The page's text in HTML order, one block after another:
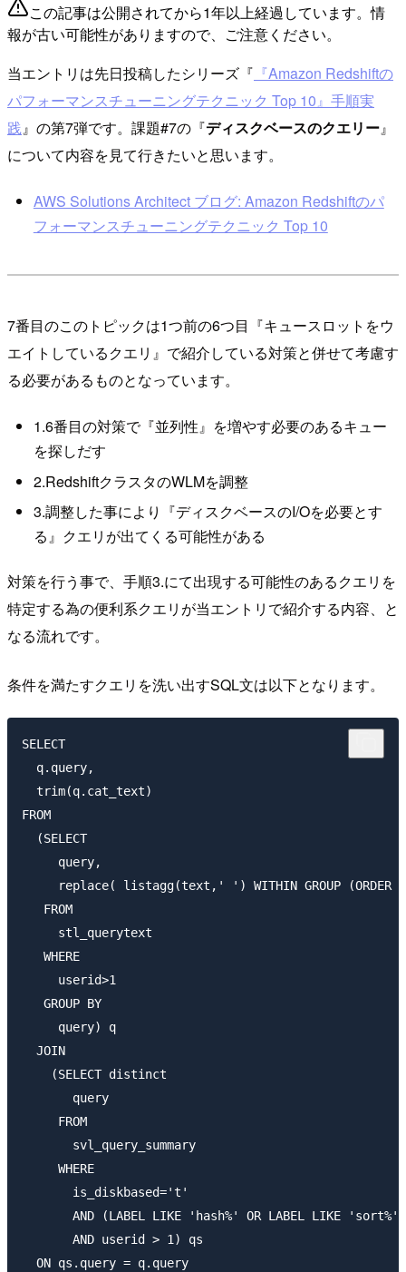
この記事は公開されてから1年以上経過しています。情
報が古い可能性がありますので、ご注意ください。
当エントリは先日投稿したシリーズ『 『Amazon Redshiftの
パフォーマンスチューニングテクニック Top 10』手順実
践 』の第7弾です。課題#7の『ディスクベースのクエリー』
について内容を見て行きたいと思います。
AWS Solutions Architect ブログ: Amazon Redshiftのパ
フォーマンスチューニングテクニック Top 10
7番目のこのトピックは1つ前の6つ目『キュースロットをウ
エイトしているクエリ』で紹介している対策と併せて考慮す
る必要があるものとなっています。
1.6番目の対策で『並列性』を増やす必要のあるキュー
を探しだす
2.RedshiftクラスタのWLMを調整
3.調整した事により『ディスクベースのI/Oを必要とす
る』クエリが出てくる可能性がある
対策を行う事で、手順3.にて出現する可能性のあるクエリを
特定する為の便利系クエリが当エントリで紹介する内容、と
なる流れです。
条件を満たすクエリを洗い出すSQL文は以下となります。
SELECT
  q.query,
  trim(q.cat_text)
FROM
  (SELECT
     query,
replace( listagg(text,' ') WITHIN GROUP (ORDER
   FROM
     stl_querytext
   WHERE
     userid>1
   GROUP BY
     query) q
  JOIN
    (SELECT distinct
       query
     FROM
       svl_query_summary
     WHERE
       is_diskbased='t'
AND (LABEL LIKE 'hash%' OR LABEL LIKE
       AND userid > 1) qs
  ON qs.query = q.query